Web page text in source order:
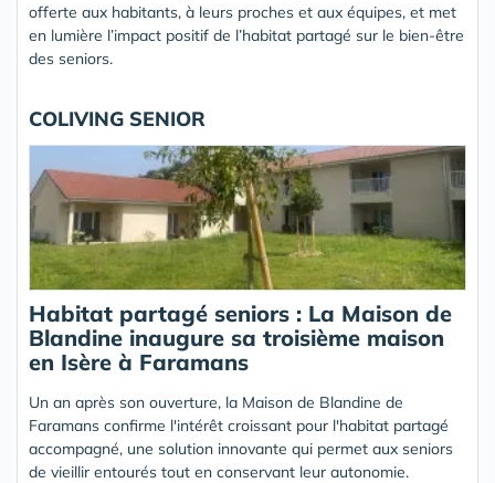
offerte aux habitants, à leurs proches et aux équipes, et met
en lumière l’impact positif de l’habitat partagé sur le bien-être
des seniors.
COLIVING SENIOR
Habitat partagé seniors : La Maison de
Blandine inaugure sa troisième maison
en Isère à Faramans
Un an après son ouverture, la Maison de Blandine de
Faramans confirme l'intérêt croissant pour l'habitat partagé
accompagné, une solution innovante qui permet aux seniors
de vieillir entourés tout en conservant leur autonomie.